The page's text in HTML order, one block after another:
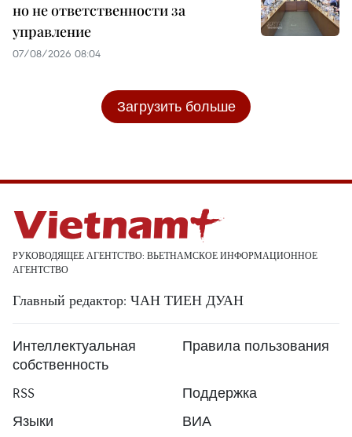
но не ответственности за
управление
07/08/2026 08:04
Загрузить больше
РУКОВОДЯЩЕЕ АГЕНТСТВО: ВЬЕТНАМСКОЕ ИНФОРМАЦИОННОЕ
АГЕНТСТВО
Главный редактор: ЧАН ТИЕН ДУАН
Интеллектуальная
собственность
Правила пользования
RSS
Поддержка
Языки
ВИА